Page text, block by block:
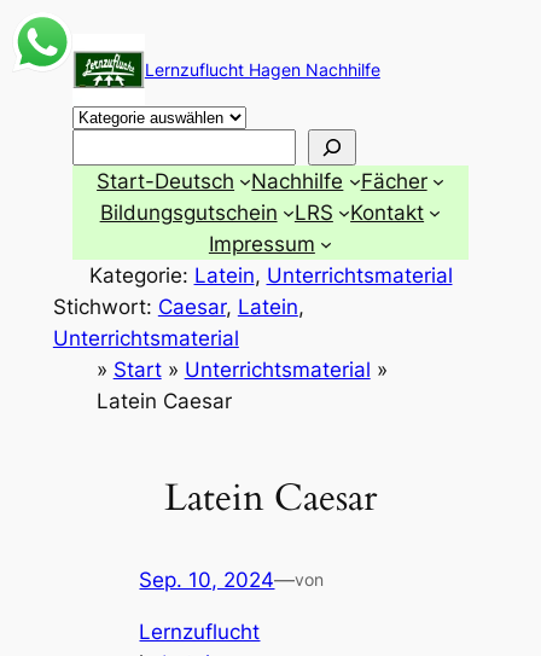
Zum
Inhalt
springen
Lernzuflucht Hagen Nachhilfe
Start-Deutsch Nachhilfe
Fächer
Bildungsgutschein
LRS
Kontakt
Impressum
Kategorie: Latein, Unterrichtsmaterial
Stichwort: Caesar, Latein
Unterrichtsmaterial
» Start» Unterrichtsmaterial »
Latein Caesar
Latein Caesar
Sep. 10, 2024—von
Lernzuflucht